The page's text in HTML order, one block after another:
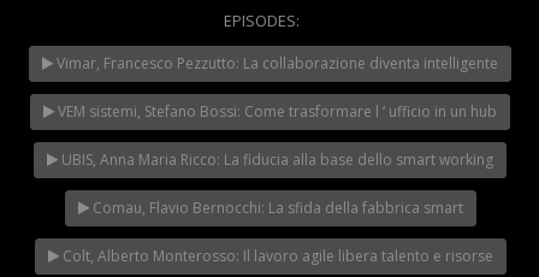
NOW PLAYING
WeChangeIT Forum
2023 – Il Made in Italy
secondo Giulio Sapelli
EPISODES:
Vimar, Francesco Pezzutto: La collaborazione diventa intelligente
VEM sistemi, Stefano Bossi: Come trasformare l ‘ ufficio in un hub
UBIS, Anna Maria Ricco: La fiducia alla base dello smart working
Comau, Flavio Bernocchi: La sfida della fabbrica smart
Colt, Alberto Monterosso: Il lavoro agile libera talento e risorse